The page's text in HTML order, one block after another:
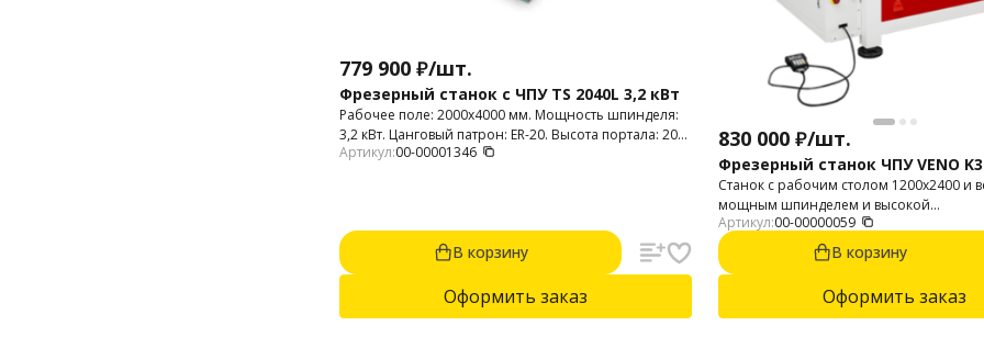
779 900 ₽/шт.
Фрезерный станок с ЧПУ TS 2040L 3,2 кВт
Рабочее поле: 2000х4000 мм. Мощность шпинделя:
3,2 кВт. Цанговый патрон: ER-20. Высота портала: 200
мм.
Артикул:00-00001346
В корзину
Оформить заказ
830 000 ₽/шт.
Фрезерный станок ЧПУ VENO
Станок с рабочим столом 1200х2400 и
мощным шпинделем и высокой
производительностью. Шпиндель, кВт:
Квадратные линейные направляющие,
Косозубая рейка по осям XY.
система смазки.
Артикул:00-00000059
В корзину
Оформить заказ